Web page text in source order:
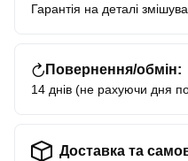
Гарантія на деталі
Повернення/обмін:
14 днів (не рахуючи дня
Доставка та